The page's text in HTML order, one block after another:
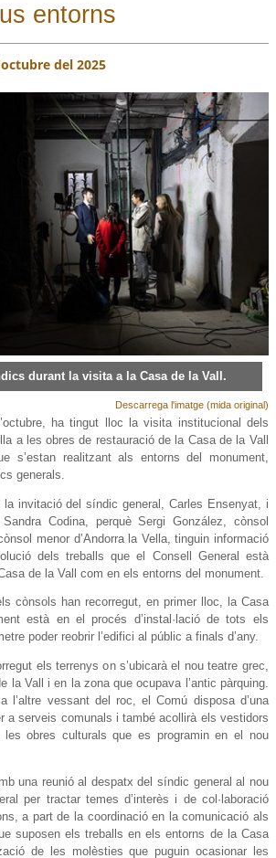
entorns
del 2025
durant la visita a la Casa de la Vall.
Descarrega l'imatge (mida original)
ha tingut lloc la visita institucional dels
a les obres de restauració de la Casa de la Vall
s’estan realitzant als entorns del monument,
generals.
la invitació del síndic general, Carles Ensenyat, i
Codina, perquè Sergi González, cònsol
menor d’Andorra la Vella, tinguin informació
dels treballs que el Consell General està
de la Vall com en els entorns del monument.
cònsols han recorregut, en primer lloc, la Casa
està en el procés d’instal·lació de tots els
poder reobrir l’edifici al públic a finals d’any.
els terrenys on s’ubicarà el nou teatre grec,
la Vall i en la zona que ocupava l’antic pàrquing.
l’altre vessant del roc, el Comú disposa d’una
a serveis comunals i també acollirà els vestidors
obres culturals que es programin en el nou
una reunió al despatx del síndic general al nou
per tractar temes d’interès i de col·laboració
a part de la coordinació en la comunicació als
suposen els treballs en els entorns de la Casa
de les molèsties que puguin ocasionar les